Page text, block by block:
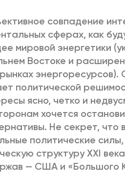
совпадение
сферах, как
мировой энергетики
Востоке и
энергоресурсов).
политической
ясно, четко и
хочется
Не секрет, что в
политические
структуру XXI
— США и «Большого